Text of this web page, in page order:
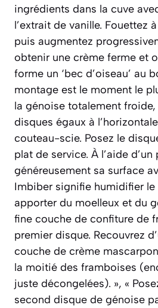
ingrédients dans la cuve
l’extrait de vanille. Fouettez
puis augmentez
obtenir une crème ferme et
forme un ‘bec d’oiseau’ au
montage est le moment le
la génoise totalement
disques égaux à
couteau-scie. Posez le
plat de service. À l’aide
généreusement sa surface
Imbiber signifie humidifier
apporter du moelleux et du
fine couche de confiture de
premier disque. Recouvrez
couche de crème
la moitié des framboises
juste décongelées). », «
second disque de génoise